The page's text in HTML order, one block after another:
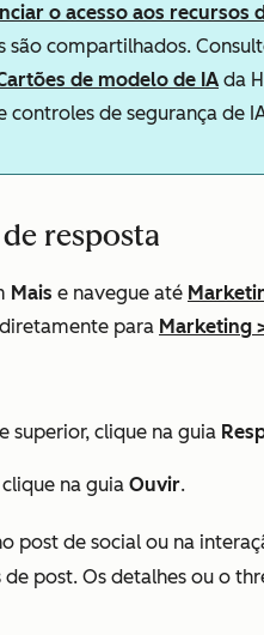
o acesso aos recursos
são compartilhados.
de modelo de IA da
de segurança de
resposta
Mais e navegue até
para Marketing
superior, clique na guia
na guia Ouvir.
post de social ou na
post. Os detalhes ou o